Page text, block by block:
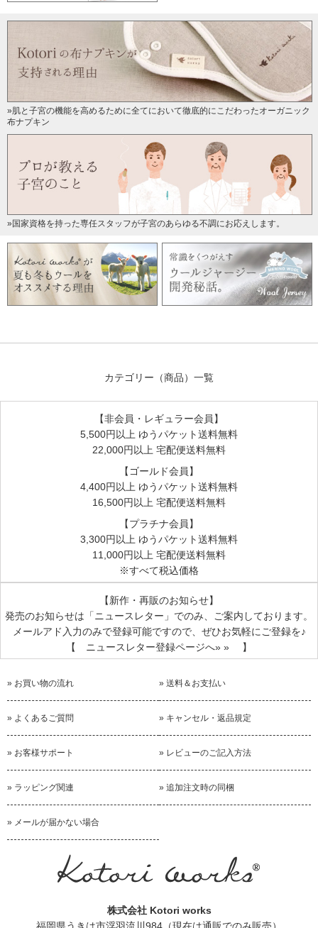
»肌と子宮の機能を高めるために全てにおいて徹底的にこだわったオーガニック
布ナプキン
»国家資格を持った専任スタッフが子宮のあらゆる不調にお応えします。
カテゴリー（商品）一覧
【非会員・レギュラー会員】
5,500円以上 ゆうパケット送料無料
22,000円以上 宅配便送料無料
【ゴールド会員】
4,400円以上 ゆうパケット送料無料
16,500円以上 宅配便送料無料
【プラチナ会員】
3,300円以上 ゆうパケット送料無料
11,000円以上 宅配便送料無料
※すべて税込価格
【新作・再販のお知らせ】
発売のお知らせは 「ニュースレター」 でのみ、ご案内しております。
メールアド入力のみで登録可能ですので、ぜひお気軽にご登録を♪
【 ニュースレター登録ページへ» » 】
» お買い物の流れ » 送料＆お支払い
» よくあるご質問 » キャンセル・返品規定
» お客様サポート » レビューのご記入方法
» ラッピング関連 » 追加注文時の同梱
» メールが届かない場合
株式会社 Kotori works